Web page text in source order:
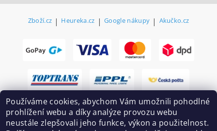
Zboží.cz | Heureka.cz | Google nákupy | Akučko.cz
Používáme cookies, abychom Vám umožnili pohodlné
prohlížení webu a díky analýze provozu webu
neustále zlepšovali jeho funkce, výkon a použitelnost.